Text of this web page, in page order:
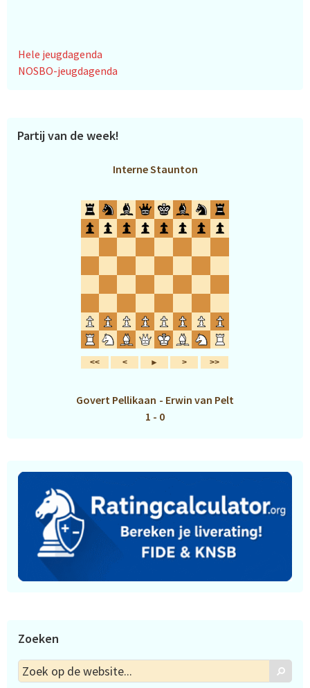
Hele jeugdagenda
NOSBO-jeugdagenda
Partij van de week!
Interne Staunton
Govert Pellikaan - Erwin van Pelt
1 - 0
Zoeken
Zoek
op
Zoek